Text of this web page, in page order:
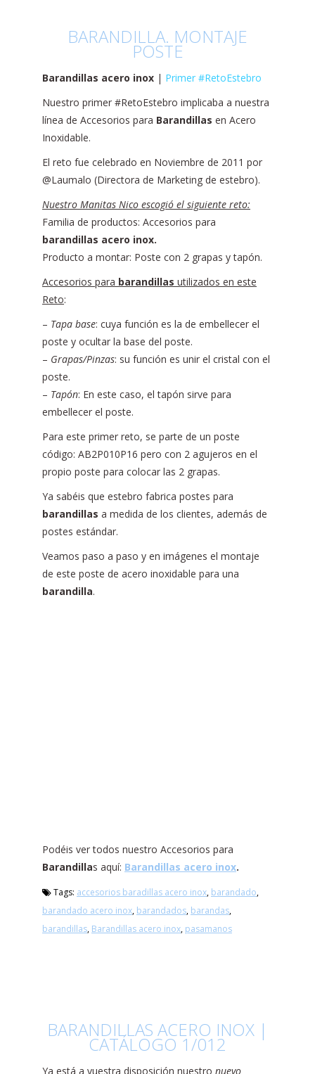
BARANDILLA. MONTAJE
POSTE
Barandillas acero inox | Primer #RetoEstebro
Nuestro primer #RetoEstebro implicaba a nuestra
línea de Accesorios para Barandillas en Acero
Inoxidable.
El reto fue celebrado en Noviembre de 2011 por
@Laumalo (Directora de Marketing de estebro).
Nuestro Manitas Nico escogió el siguiente reto:
Familia de productos: Accesorios para
barandillas acero inox.
Producto a montar: Poste con 2 grapas y tapón.
Accesorios para barandillas utilizados en este
Reto:
– Tapa base: cuya función es la de embellecer el
poste y ocultar la base del poste.
– Grapas/Pinzas: su función es unir el cristal con el
poste.
– Tapón: En este caso, el tapón sirve para
embellecer el poste.
Para este primer reto, se parte de un poste
código: AB2P010P16 pero con 2 agujeros en el
propio poste para colocar las 2 grapas.
Ya sabéis que estebro fabrica postes para
barandillas a medida de los clientes, además de
postes estándar.
Veamos paso a paso y en imágenes el montaje
de este poste de acero inoxidable para una
barandilla.
Podéis ver todos nuestro Accesorios para
Barandillas aquí: Barandillas acero inox.
Tags: accesorios baradillas acero inox, barandado,
barandado acero inox, barandados, barandas,
barandillas, Barandillas acero inox, pasamanos
BARANDILLAS ACERO INOX |
CATÁLOGO 1/012
Ya está a vuestra disposición nuestro nuevo